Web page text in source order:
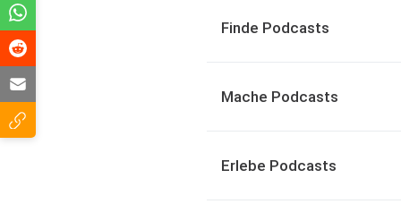
Finde Podcasts
Mache Podcasts
Erlebe Podcasts